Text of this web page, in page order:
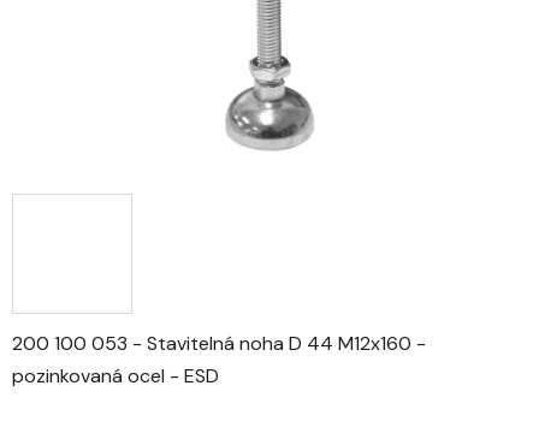
200 100 053 - Stavitelná noha D 44 M12x160 -
pozinkovaná ocel - ESD